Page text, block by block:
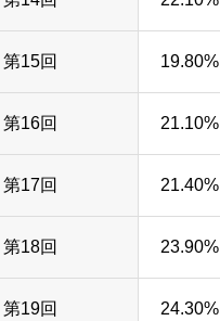
第15回 19.80%
第16回 21.10%
第17回 21.40%
第18回 23.90%
第19回 24.30%